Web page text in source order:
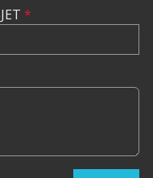
*